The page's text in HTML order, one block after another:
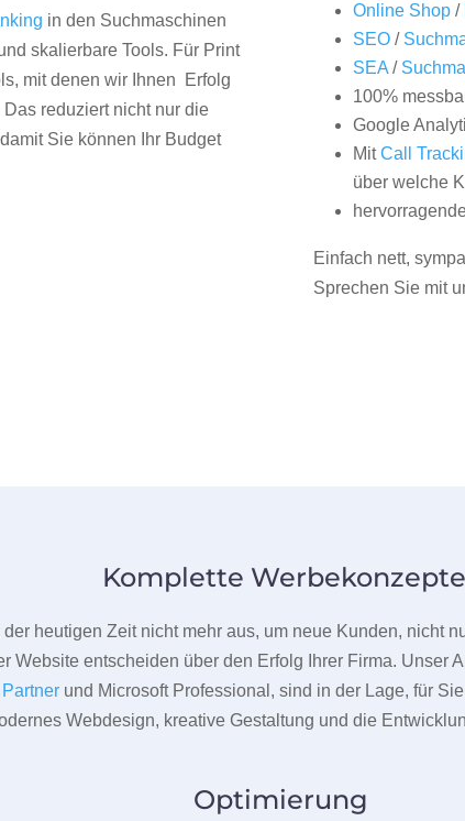
in den Suchmaschinen
skalierbare Tools. Für Print
mit denen wir Ihnen Erfolg
reduziert nicht nur die
Sie können Ihr Budget
Online Shop/
SEO/
SEA/
100%
Google
MitCall
über welche
Einfach nett,
Sprechen Sie mit
Komplette Werbekonzepte
heutigen Zeit nicht mehr aus, um neue Kunden, nicht
Website entscheiden über den Erfolg Ihrer Firma. Unser
und Microsoft Professional, sind in der Lage, für
Webdesign, kreative Gestaltung und die
Optimierung